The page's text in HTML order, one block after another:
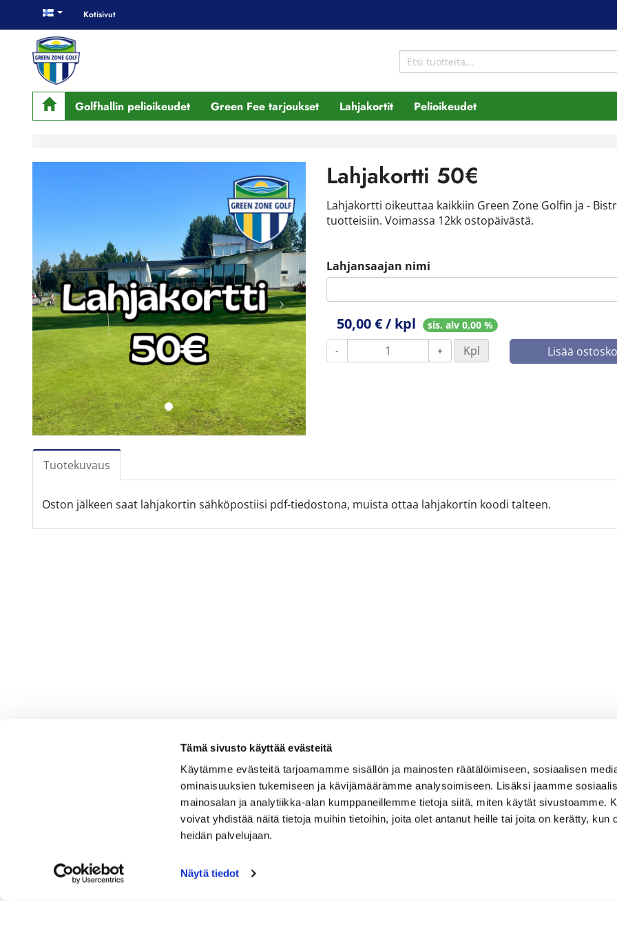
Tämä sivusto käyttää evästeitä
Käytämme evästeitä tarjoamamme sisällön ja mainosten räätälöimiseen, sosiaalisen
ominaisuuksien tukemiseen ja kävijämäärämme analysoimiseen. Lisäksi jaamme
mainosalan ja analytiikka-alan kumppaneillemme tietoja siitä, miten käytät sivustoamme.
voivat yhdistää näitä tietoja muihin tietoihin, joita olet antanut heille tai joita on kerätty, kun
heidän palvelujaan.
Näytä tiedot
Kotisivut
Golfhallin pelioikeudet Green Fee tarjoukset Lahjakortit Pelioikeudet
Lahjakortti 50€
Lahjakortti oikeuttaa kaikkiin Green Zone Golfin ja -
tuotteisiin. Voimassa 12kk ostopäivästä.
Lahjansaajan nimi
50,00 € / kpl
sis. alv 0,00 %
-
+ Kpl Lisää
Tuotekuvaus
Oston jälkeen saat lahjakortin sähköpostiisi pdf-tiedostona, muista ottaa lahjakortin koodi talteen.